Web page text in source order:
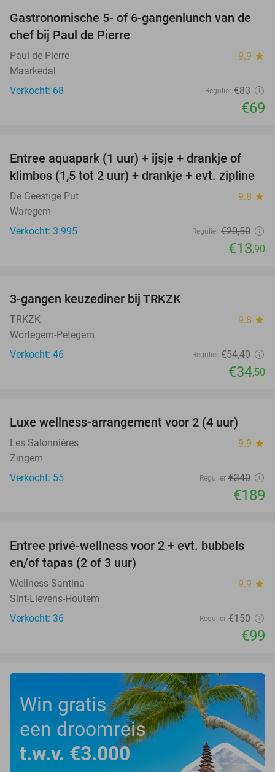
17%
Gastronomische 5- of 6-gangenlunch van de
chef bij Paul de Pierre
Paul de Pierre 9.9 star
Maarkedal
Verkocht: 68
Regulier €83
€69
32%
Entree aquapark (1 uur) + ijsje + drankje of
klimbos (1,5 tot 2 uur) + drankje + evt. zipline
De Geestige Put 9.8 star
Waregem
Verkocht: 3.995
Regulier €20,50
€13,90
3-gangen keuzediner bij TRKZK
TRKZK 9.8 star
Wortegem-Petegem
Verkocht: 46
Regulier €54,40
€34,50
44%
Luxe wellness-arrangement voor 2 (4 uur)
Les Salonnières 9.9 star
Zingem
Verkocht: 55
Regulier €340
€189
34%
Entree privé-wellness voor 2 + evt. bubbels
en/of tapas (2 of 3 uur)
Wellness Santina 9.9 star
Sint-Lievens-Houtem
Verkocht: 36
Regulier €150
€99
Win gratis
een droomreis
t.w.v. €3.000